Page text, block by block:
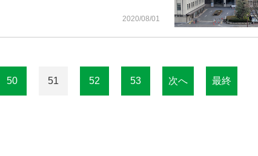
2020/08/01
50 51 52 53 次へ 最終